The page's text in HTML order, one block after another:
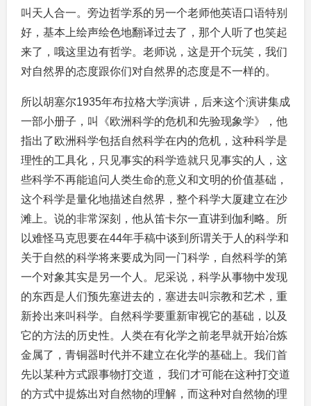
叫天人合一。旁边哲学系的另一个老师他英语口语特别
好，基本上绘声绘色地翻译过去了，那个人听了也笑起
来了，哦这里边有哲学。老师说，这是开个玩笑，我们
对自然界的态度跟你们对自然界的态度是不一样的。
所以胡塞尔1935年布拉格大学演讲，后来这个演讲集成
一部小册子，叫《欧洲科学的危机和先验现象学》，他
指出了欧洲科学包括自然科学在内的危机，这种科学是
理性的工具化，只见事实的科学造就只见事实的人，这
些科学不再能追问人类生命的意义和文明的价值基础，
这个科学是量化地描述自然界，整个科学大厦建立在沙
滩上。说的非常深刻，他从笛卡尔一直讲到伽利略。所
以难怪马克思要在44年手稿中谈到所谓关于人的科学和
关于自然的科学将来要成为同一门科学，自然科学的第
一个对象其实是另一个人。尼采说，科学从事物中发现
的东西是人们预先塞进去的，塞进去叫宗教和艺术，重
新拎出来叫科学。自然科学要重新审视它的基础，以及
它的方法的历史性。人类在有化学之前老早就开始冶炼
金属了，青铜器时代并不建立在化学的基础上。我们首
先以某种方式跟事物打交道， 我们才可能在这种打交道
的方式中提炼出对自然物的理解，而这种对自然物的理